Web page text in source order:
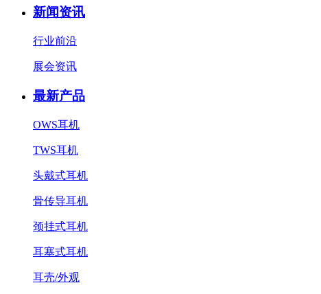
新闻资讯
行业前沿
展会资讯
最新产品
OWS耳机
TWS耳机
头戴式耳机
骨传导耳机
颈挂式耳机
耳塞式耳机
耳壳/外观